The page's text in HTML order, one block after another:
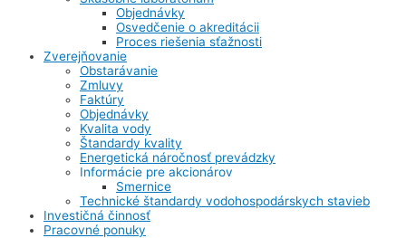
Objednávky
Osvedčenie o akreditácii
Proces riešenia sťažnosti
Zverejňovanie
Obstarávanie
Zmluvy
Faktúry
Objednávky
Kvalita vody
Štandardy kvality
Energetická náročnosť prevádzky
Informácie pre akcionárov
Smernice
Technické štandardy vodohospodárskych stavieb
Investičná činnosť
Pracovné ponuky